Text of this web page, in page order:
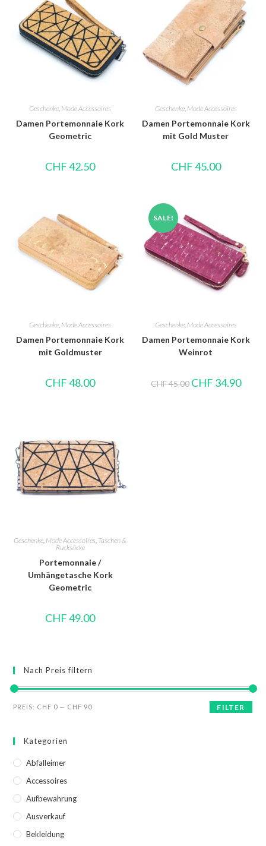
Geschenke, Mode Accessoires
Damen Portemonnaie Kork
Geometric
CHF42.50
Geschenke, Mode Accessoires
Damen Portemonnaie Kork
mit Gold Muster
CHF45.00
Geschenke Mode Accessoires
Damen Portemonnaie Kork
mit Goldmuster
CHF48.00
SALE!
Geschenke, Mode Accessoires
Damen Portemonnaie Kork
Weinrot
CHF45.00 CHF 34.90
Geschenke, Mode Accessoires, Taschen &
Rucksäcke
Portemonnaie /
Umhängetasche Kork
Geometric
CHF49.00
Nach Preis filtern
FILTER
PREIS: CHF 0 — CHF 90
Kategorien
Abfalleimer
Accessoires
Aufbewahrung
Ausverkauf
Bekleidung